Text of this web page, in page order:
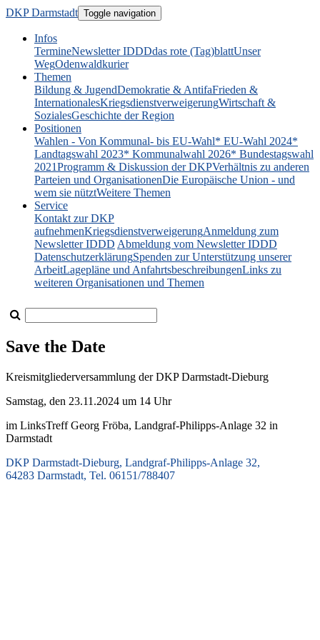
DKP Darmstadt Toggle navigation
Infos
TermineNewsletter IDDDdas rote (Tag)blattUnser
WegOdenwaldkurier
Themen
Bildung & JugendDemokratie & AntifaFrieden &
InternationalesKriegsdienstverweigerungWirtschaft &
SozialesGeschichte der Region
Positionen
Wahlen - Von Kommunal- bis EU-Wahl* EU-Wahl 2024*
Landtagswahl 2023* Kommunalwahl 2026* Bundestagswahl
2021Programm & Diskussion der DKPVerhältnis zu anderen
Parteien und OrganisationenDie Europäische Union - und
wem sie nütztWeitere Themen
Service
Kontakt zur DKP
aufnehmenKriegsdienstverweigerungAnmeldung zum
Newsletter IDDD Abmeldung vom Newsletter IDDD
DatenschutzerklärungSpenden zur Unterstützung unserer
ArbeitLagepläne und AnfahrtsbeschreibungenLinks zu
weiteren Organisationen und Themen
Save the Date
Kreismitgliederversammlung der DKP Darmstadt-Dieburg
Samstag, den 23.11.2024 um 14 Uhr
im LinksTreff Georg Fröba, Landgraf-Philipps-Anlage 32 in
Darmstadt
DKP Darmstadt-Dieburg, Landgraf-Philipps-Anlage 32,
64283 Darmstadt, Tel. 06151/788407